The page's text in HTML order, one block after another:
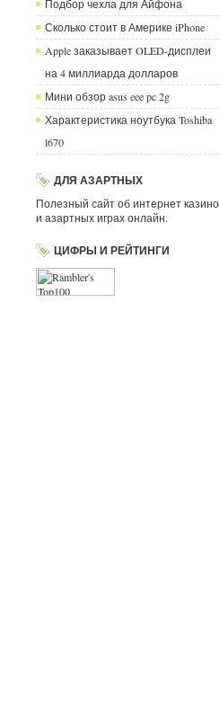
Подбор чехла для Айфона
Сколько стоит в Америке iPhone
Apple заказывает OLED-дисплеи
на 4 миллиарда долларов
Мини обзор asus eee pc 2g
Характеристика ноутбука Toshiba
l670
ДЛЯ АЗАРТНЫХ
Полезный сайт об интернет казино
и азартных играх онлайн.
ЦИФРЫ И РЕЙТИНГИ